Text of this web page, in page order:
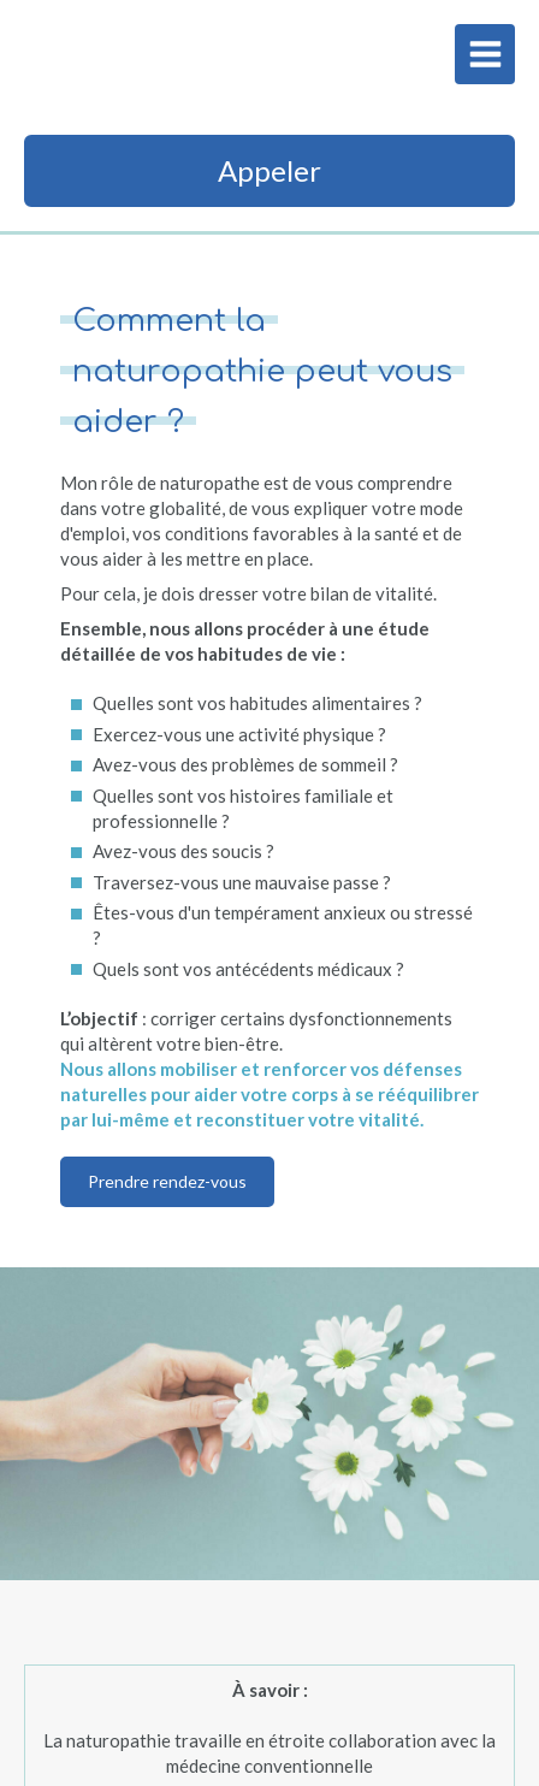
Appeler
Comment la
naturopathie peut vous
aider ?
Mon rôle de naturopathe est de vous comprendre
dans votre globalité, de vous expliquer votre mode
d'emploi, vos conditions favorables à la santé et de
vous aider à les mettre en place.
Pour cela, je dois dresser votre bilan de vitalité.
Ensemble, nous allons procéder à une étude
détaillée de vos habitudes de vie :
Quelles sont vos habitudes alimentaires ?
Exercez-vous une activité physique ?
Avez-vous des problèmes de sommeil ?
Quelles sont vos histoires familiale et
professionnelle ?
Avez-vous des soucis ?
Traversez-vous une mauvaise passe ?
Êtes-vous d'un tempérament anxieux ou stressé
?
Quels sont vos antécédents médicaux ?
L’objectif : corriger certains dysfonctionnements
qui altèrent votre bien-être.
Nous allons mobiliser et renforcer vos défenses
naturelles pour aider votre corps à se rééquilibrer
par lui-même et reconstituer votre vitalité.
Prendre rendez-vous
À savoir :
La naturopathie travaille en étroite collaboration avec la
médecine conventionnelle